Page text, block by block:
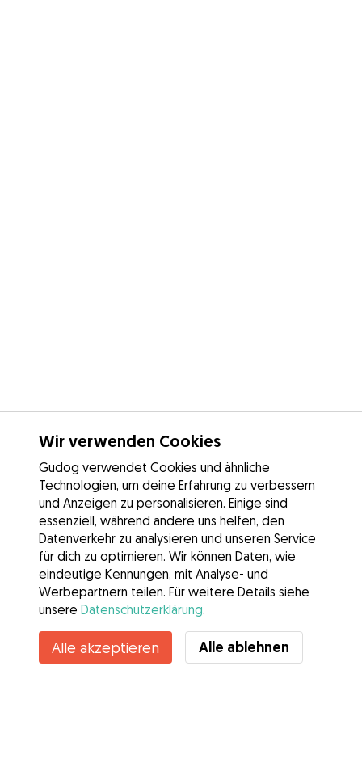
Kontakt
Kennst du die Vorteile von Gudog? Mehr sehen
Wir verwenden Cookies
Gudog verwendet Cookies und ähnliche
Technologien, um deine Erfahrung zu verbessern
und Anzeigen zu personalisieren. Einige sind
essenziell, während andere uns helfen, den
Datenverkehr zu analysieren und unseren Service
für dich zu optimieren. Wir können Daten, wie
eindeutige Kennungen, mit Analyse- und
Werbepartnern teilen. Für weitere Details siehe
unsere Datenschutzerklärung.
Alle akzeptieren Alle ablehnen